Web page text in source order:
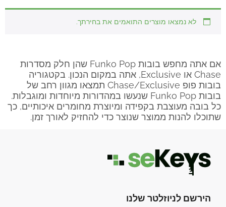
לא נמצאו מוצרים התואמים את בחירתך.
אם אתה מחפש בובות Funko Pop שהן חלק מסדרות
Chase או Exclusive, אתה במקום הנכון. בקטגוריה
בובות פופ Chase/Exclusive תמצאו מגוון רחב של
בובות Funko Pop שנעשו במהדורות מיוחדות ומוגבלות.
כל בובה מעוצבת בקפידה ומיוצרת מחומרים איכותיים, כך
שתוכלו להנות ממוצר שנוצר כדי להחזיק לאורך זמן.
הירשם לניוזלטר שלנו